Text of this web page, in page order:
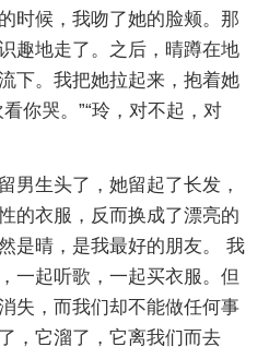
时候，我吻了她的脸颊。那
趣地走了。之后，晴蹲在地
下。我把她拉起来，抱着她
你哭。”“玲，对不起，对
男生头了，她留起了长发，
的衣服，反而换成了漂亮的
是晴，是我最好的朋友。 我
一起听歌，一起买衣服。但
失，而我们却不能做任何事
，它溜了，它离我们而去